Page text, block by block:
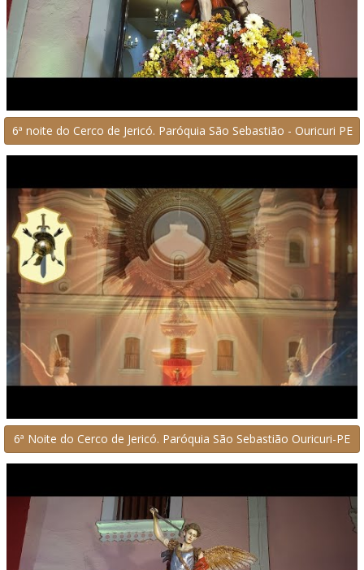
6ª noite do Cerco de Jericó. Paróquia São Sebastião - Ouricuri PE
6ª Noite do Cerco de Jericó. Paróquia São Sebastião Ouricuri-PE